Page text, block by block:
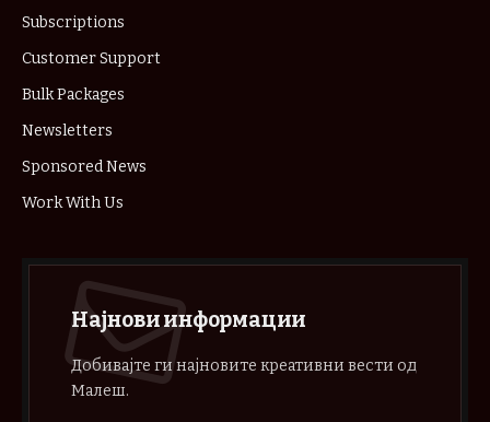
Subscriptions
Customer Support
Bulk Packages
Newsletters
Sponsored News
Work With Us
Најнови информации
Добивајте ги најновите креативни вести од
Малеш.